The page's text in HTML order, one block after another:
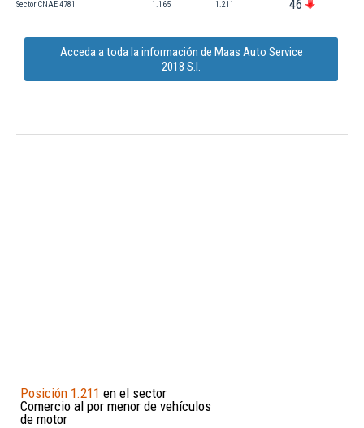
Sector CNAE 4781 1.165 1.211 46
Acceda a toda la información de Maas Auto Service
2018 S.l.
Posición 1.211 en el sector
Comercio al por menor de vehículos
de motor